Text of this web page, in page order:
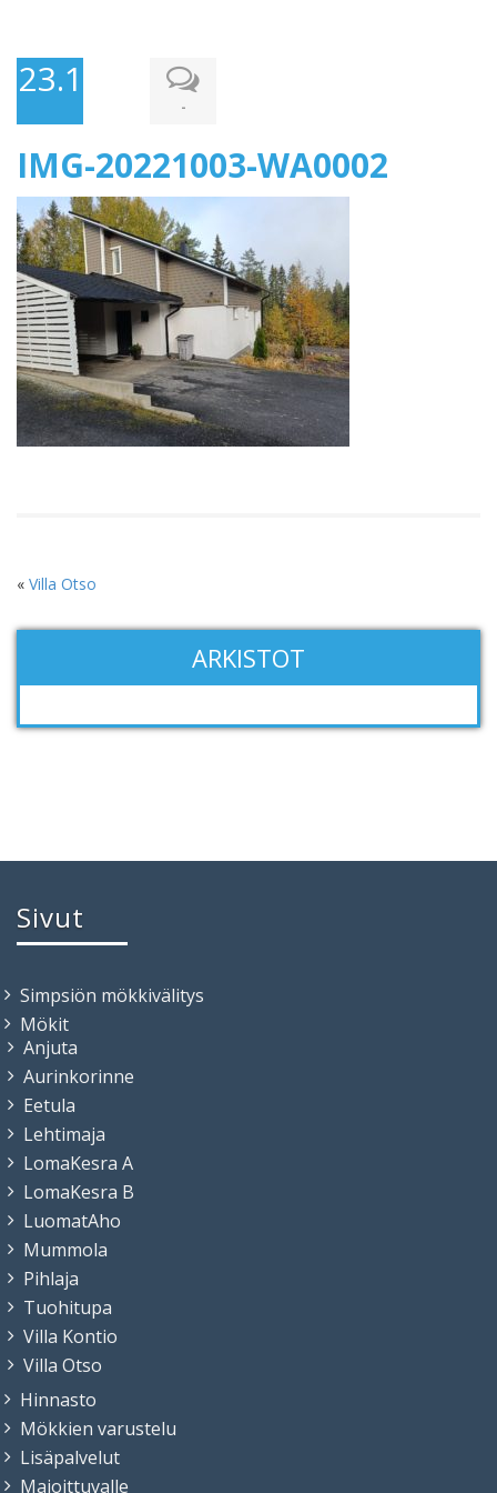
23.10.2022
-
IMG-20221003-WA0002
« Villa Otso
ARKISTOT
Sivut
Simpsiön mökkivälitys
Mökit
Anjuta
Aurinkorinne
Eetula
Lehtimaja
LomaKesra A
LomaKesra B
LuomatAho
Mummola
Pihlaja
Tuohitupa
Villa Kontio
Villa Otso
Hinnasto
Mökkien varustelu
Lisäpalvelut
Majoittuvalle